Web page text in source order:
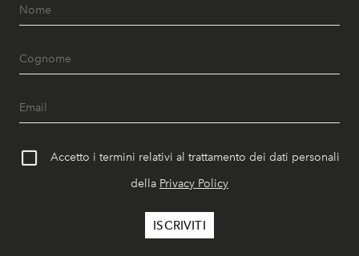
Accetto i termini relativi al trattamento dei dati personali
della Privacy Policy